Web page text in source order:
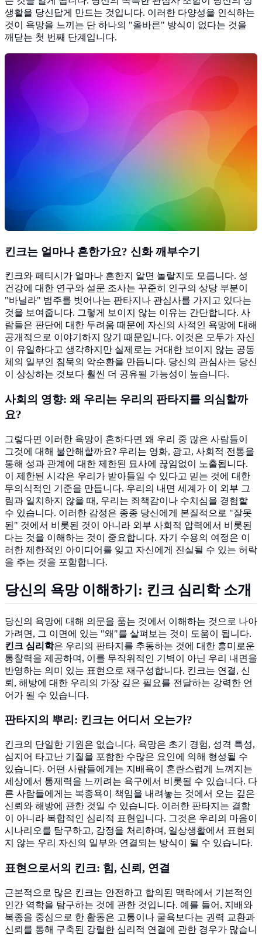
생활을 당신답게 만드는 것입니다. 이러한 다양성을 인식하는
것이 욕망을 느끼는 단 하나의 "올바른" 방식이 없다는 것을
깨닫는 첫 번째 단계입니다.
킨크는 얼마나 흔한가요? 신화 깨부수기
킨크와 페티시가 얼마나 흔한지 알면 놀랄지도 모릅니다. 성
건강에 대한 연구와 설문 조사는 꾸준히 인구의 상당 부분이
"바닐라" 범주를 벗어나는 판타지나 관심사를 가지고 있다는
것을 보여줍니다. 그렇게 보이지 않는 이유는 간단합니다. 사
람들은 판단에 대한 두려움 때문에 자신의 사적인 욕망에 대해
공개적으로 이야기하지 않기 때문입니다. 이것은 모두가 자신
이 유일하다고 생각하지만 실제로는 거대한 보이지 않는 공동
체의 일부인 침묵의 악순환을 만듭니다. 당신의 관심사는 당신
이 상상하는 것보다 훨씬 더 공유될 가능성이 높습니다.
사회의 영향: 왜 우리는 우리의 판타지를 의심할까
요?
그렇다면 이러한 욕망이 흔하다면 왜 우리 중 많은 사람들이
그것에 대해 불안해할까요? 우리는 영화, 광고, 사회적 전통을
통해 성과 관계에 대한 제한된 묘사에 끊임없이 노출됩니다.
이 제한된 시각은 우리가 받아들일 수 있다고 믿는 것에 대한
무의식적인 기준을 만듭니다. 우리의 내면 세계가 이 외부 그
림과 일치하지 않을 때, 우리는 죄책감이나 수치심을 경험할
수 있습니다. 이러한 감정은 종종 당신에게 본질적으로 "잘못
된" 것에서 비롯된 것이 아니라 외부 사회적 압력에서 비롯된
다는 것을 이해하는 것이 중요합니다. 자기 수용의 여정은 이
러한 제한적인 아이디어를 잊고 자신에게 진실될 수 있는 허락
을 주는 것을 포함합니다.
당신의 욕망 이해하기: 킨크 심리학 소개
당신의 욕망에 대해 의문을 품는 것에서 이해하는 것으로 나아
가려면, 그 이면에 있는 "왜"를 살펴보는 것이 도움이 됩니다.
킨크 심리학은 우리의 판타지를 추동하는 것에 대한 흥미로운
통찰력을 제공하며, 이를 무작위적인 기벽이 아닌 우리 내면을
반영하는 의미 있는 표현으로 재구성합니다. 킨크는 연결, 신
뢰, 해방에 대한 우리의 가장 깊은 필요를 전달하는 강력한 언
어가 될 수 있습니다.
판타지의 뿌리: 킨크는 어디서 오는가?
킨크의 단일한 기원은 없습니다. 욕망은 초기 경험, 성격 특성,
심지어 타고난 기질을 포함한 수많은 요인에 의해 형성될 수
있습니다. 어떤 사람들에게는 지배욕이 혼란스럽게 느껴지는
세상에서 통제력을 느끼려는 욕구에서 비롯될 수 있습니다. 다
른 사람들에게는 복종욕이 책임을 내려놓는 것에서 오는 깊은
신뢰와 해방에 관한 것일 수 있습니다. 이러한 판타지는 결함
이 아니라 복합적인 심리적 표현입니다. 그것은 우리의 마음이
시나리오를 탐구하고, 감정을 처리하며, 일상생활에서 표현되
지 않는 우리 자신의 일부와 연결되는 방식이 될 수 있습니다.
표현으로서의 킨크: 힘, 신뢰, 연결
근본적으로 많은 킨크는 안전하고 합의된 맥락에서 기본적인
인간 역학을 탐구하는 것에 관한 것입니다. 예를 들어, 지배와
복종을 중심으로 한 활동은 고통이나 굴욕보다는 권력 교환과
신뢰를 통해 구축된 강렬한 심리적 연결에 관한 경우가 많습니